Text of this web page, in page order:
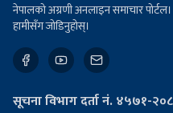
नेपालको अग्रणी अनलाइन समाचार
हामीसँग जोडिनुहोस्।
सूचना विभाग दर्ता नं. ४५७१-